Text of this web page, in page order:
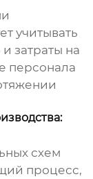
учитывать
и затраты на
персонала
схем
процесс,